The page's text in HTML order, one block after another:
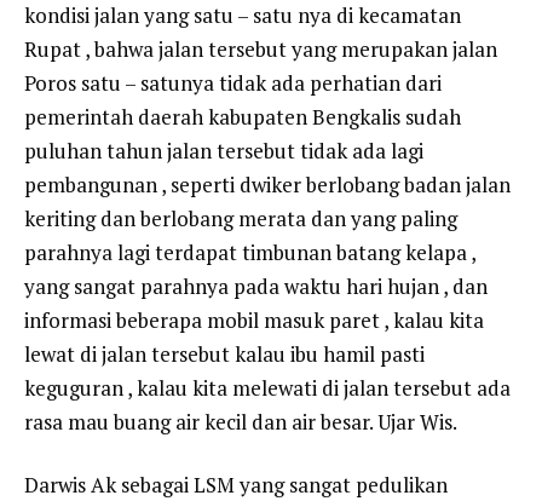
kondisi jalan yang satu – satu nya di kecamatan
Rupat , bahwa jalan tersebut yang merupakan jalan
Poros satu – satunya tidak ada perhatian dari
pemerintah daerah kabupaten Bengkalis sudah
puluhan tahun jalan tersebut tidak ada lagi
pembangunan , seperti dwiker berlobang badan jalan
keriting dan berlobang merata dan yang paling
parahnya lagi terdapat timbunan batang kelapa ,
yang sangat parahnya pada waktu hari hujan , dan
informasi beberapa mobil masuk paret , kalau kita
lewat di jalan tersebut kalau ibu hamil pasti
keguguran , kalau kita melewati di jalan tersebut ada
rasa mau buang air kecil dan air besar. Ujar Wis.
Darwis Ak sebagai LSM yang sangat pedulikan